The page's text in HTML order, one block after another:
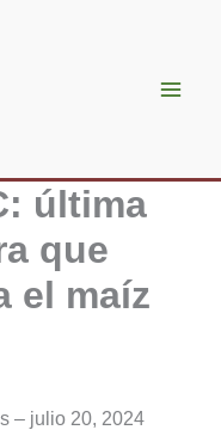
última
que
el maíz
– julio 20, 2024